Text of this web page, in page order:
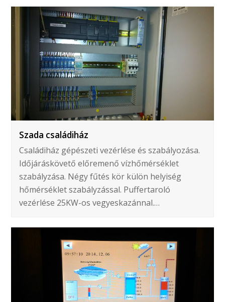
Szada családiház
Családiház gépészeti vezérlése és szabályozása.
Időjáráskövető előremenő vízhőmérséklet
szabályzása. Négy fűtés kör külön helyiség
hőmérséklet szabályzással. Puffertaroló
vezérlése 25KW-os vegyeskazánnal.…